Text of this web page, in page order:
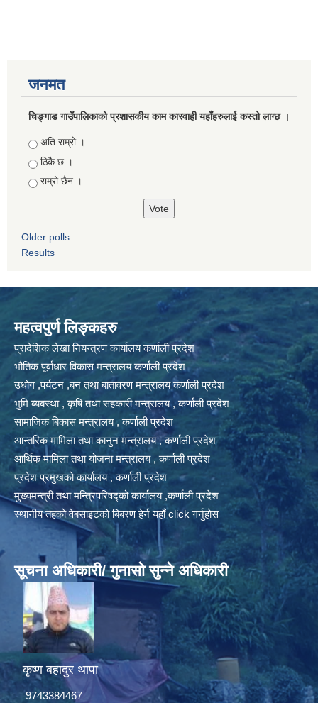
जनमत
चिङ्गाड गाउँपालिकाको प्रशासकीय काम कारवाही यहाँहरुलाई कस्तो लाग्छ ।
Choices
अति राम्रो ।
ठिकै छ ।
राम्रो छैन ।
Older polls
Results
महत्वपुर्ण लिङ्कहरु
प्रादेशिक लेखा नियन्त्रण कार्यालय कर्णाली प्रदेश
भौतिक पूर्वाधार विकास मन्त्रालय कर्णाली प्रदेश
उधोग ,पर्यटन ,बन तथा बातावरण मन्त्रालय कर्णाली प्रदेश
भुमि ब्यबस्था , कृषि तथा सहकारी मन्त्रालय , कर्णाली प्रदेश
सामाजिक बिकास मन्त्रालय , कर्णाली प्रदेश
आन्तरिक मामिला तथा कानुन मन्त्रालय , कर्णाली प्रदेश
आर्थिक मामिला तथा योजना मन्त्रालय , कर्णाली प्रदेश
प्रदेश प्रमुखको कार्यालय , कर्णाली प्रदेश
मुख्यमन्त्री तथा मन्त्रिपरिषद्को कार्यालय ,कर्णाली प्रदेश
स्थानीय तहको वेबसाइटको बिबरण हेर्न यहाँ click गर्नुहोस
सूचना अधिकारी/ गुनासो सुन्ने अधिकारी
कृष्ण बहादुर थापा
9743384467